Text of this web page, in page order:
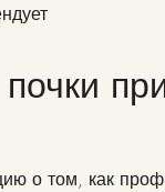
о том, как